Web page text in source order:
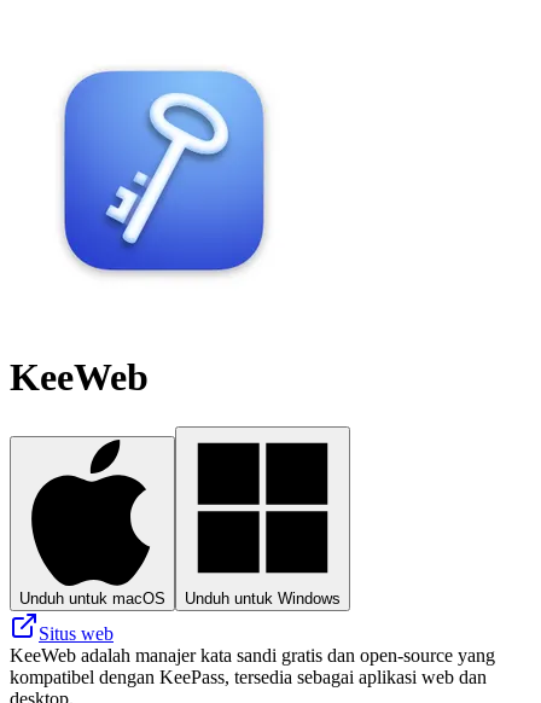
KeeWeb
Unduh untuk macOS Unduh untuk Windows
Situs web
KeeWeb adalah manajer kata sandi gratis dan open-source yang
kompatibel dengan KeePass, tersedia sebagai aplikasi web dan
desktop.